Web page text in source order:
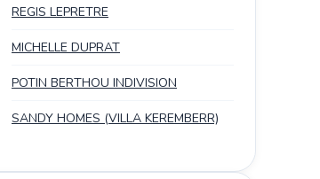
REGIS LEPRETRE
MICHELLE DUPRAT
POTIN BERTHOU INDIVISION
SANDY HOMES (VILLA KEREMBERR)